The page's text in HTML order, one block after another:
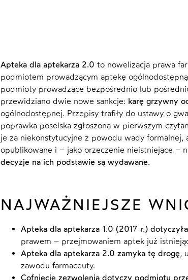
Apteka dla aptekarza 2.0 to nowelizacja prawa
podmiotem prowadzącym aptekę
podmioty prowadzące bezpośrednio lub
przewidziano dwie nowe sankcje: karę grzywny
ogólnodostępnej. Przepisy trafiły do ustawy o
poprawka poselska zgłoszona w pierwszym
je za niekonstytucyjne z powodu wady formalnej,
opublikowane i – jako orzeczenie nieistniejące –
decyzje na ich podstawie są wydawane.
NAJWAŻNIEJSZE
Apteka dla aptekarza 1.0 (2017 r.)
prawem – przejmowaniem aptek już
Apteka dla aptekarza 2.0 zamyka tę drogę,
zawodu farmaceuty.
Cofnięcie zezwolenia dotyczy podmiotu